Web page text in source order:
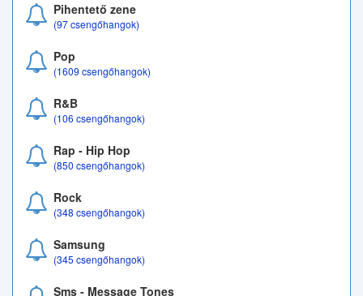
Pihentető zene
(97 csengőhangok)
Pop
(1609 csengőhangok)
R&B
(106 csengőhangok)
Rap - Hip Hop
(850 csengőhangok)
Rock
(348 csengőhangok)
Samsung
(345 csengőhangok)
Sms - Message Tones